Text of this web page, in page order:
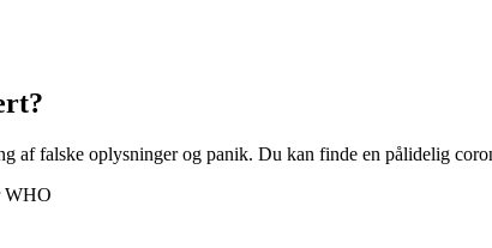
af falske oplysninger og panik. Du kan finde en pålidelig
WHO